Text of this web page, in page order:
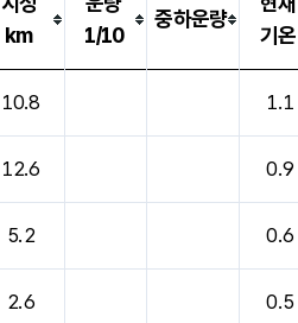
km
1/10
중하운량
기온
10.8 1.1
12.6 0.9
5.2 0.6
2.6 0.5